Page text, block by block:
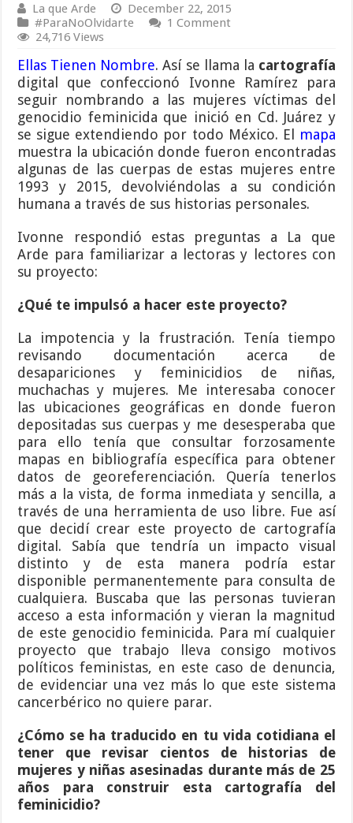
La que Arde
December 22, 2015
#ParaNoOlvidarte
1 Comment
24,716 Views
Ellas Tienen Nombre. Así se llama la cartografía
digital que confeccionó Ivonne Ramírez para
seguir nombrando a las mujeres víctimas del
genocidio feminicida que inició en Cd. Juárez y
se sigue extendiendo por todo México. El mapa
muestra la ubicación donde fueron encontradas
algunas de las cuerpas de estas mujeres entre
1993 y 2015, devolviéndolas a su condición
humana a través de sus historias personales.
Ivonne respondió estas preguntas a La que
Arde para familiarizar a lectoras y lectores con
su proyecto:
¿Qué te impulsó a hacer este proyecto?
La impotencia y la frustración. Tenía tiempo
revisando documentación acerca de
desapariciones y feminicidios de niñas,
muchachas y mujeres. Me interesaba conocer
las ubicaciones geográficas en donde fueron
depositadas sus cuerpas y me desesperaba que
para ello tenía que consultar forzosamente
mapas en bibliografía específica para obtener
datos de georeferenciación. Quería tenerlos
más a la vista, de forma inmediata y sencilla, a
través de una herramienta de uso libre. Fue así
que decidí crear este proyecto de cartografía
digital. Sabía que tendría un impacto visual
distinto y de esta manera podría estar
disponible permanentemente para consulta de
cualquiera. Buscaba que las personas tuvieran
acceso a esta información y vieran la magnitud
de este genocidio feminicida. Para mí cualquier
proyecto que trabajo lleva consigo motivos
políticos feministas, en este caso de denuncia,
de evidenciar una vez más lo que este sistema
cancerbérico no quiere parar.
¿Cómo se ha traducido en tu vida cotidiana el
tener que revisar cientos de historias de
mujeres y niñas asesinadas durante más de 25
años para construir esta cartografía del
feminicidio?